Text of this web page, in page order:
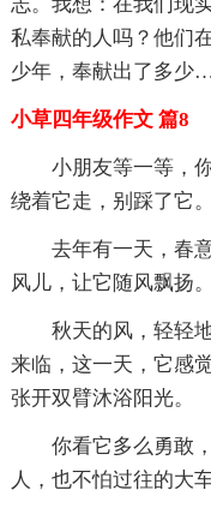
私奉献的人吗？他们
少年，奉献出了多
小草四年级作文 篇8
小朋友等一等，
绕着它走，别踩了它。
去年有一天，春
风儿，让它随风飘扬。
秋天的风，轻轻
来临，这一天，它感
张开双臂沐浴阳光。
你看它多么勇敢
人，也不怕过往的大车